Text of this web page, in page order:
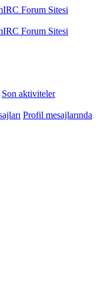
Son aktiviteler
Profil mesajlarında